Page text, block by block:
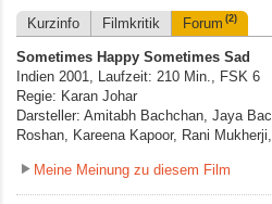
Kurzinfo Filmkritik Forum (2)
Sometimes Happy Sometimes Sad
Indien 2001, Laufzeit: 210 Min., FSK 6
Regie: Karan Johar
Darsteller: Amitabh Bachchan, Jaya
Roshan, Kareena Kapoor, Rani
Meine Meinung zu diesem Film